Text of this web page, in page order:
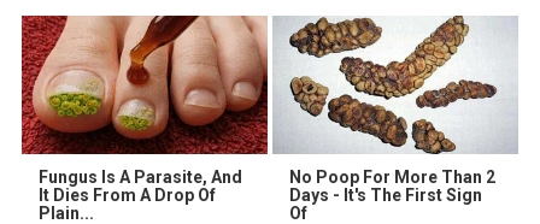
Fungus Is A Parasite, And
It Dies From A Drop Of
Plain...
No Poop For More Than 2
Days - It's The First Sign
Of